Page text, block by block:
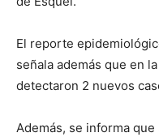
El reporte
señala además que en
detectaron 2 nuevos
Además, se informa